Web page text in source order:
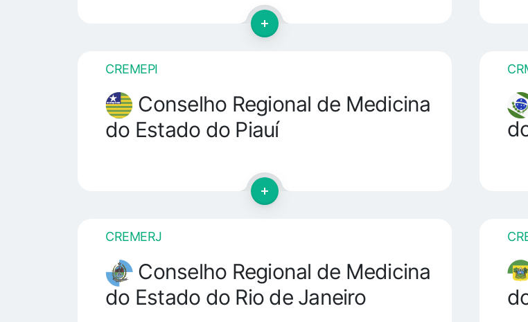
CREMEPI
Conselho Regional de Medicina
do Estado do Piauí
CREMERJ
Conselho Regional de Medicina
do Estado do Rio de Janeiro